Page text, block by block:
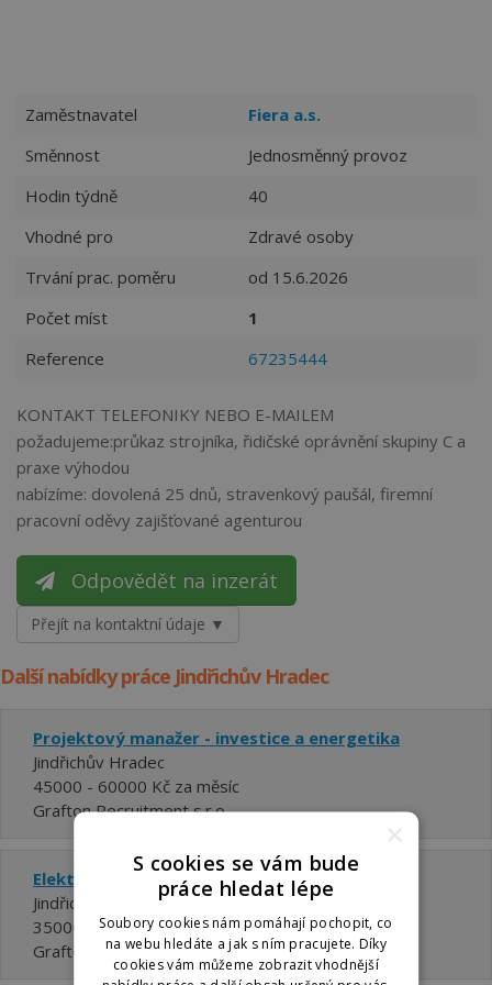
Zaměstnavatel
Fiera a.s.
Směnnost
Jednosměnný provoz
Hodin týdně
40
Vhodné pro
Zdravé osoby
Trvání prac. poměru
od 15.6.2026
Počet míst
1
Reference
67235444
KONTAKT TELEFONIKY NEBO E-MAILEM
požadujeme:průkaz strojníka, řidičské oprávnění skupiny C a
praxe výhodou
nabízíme: dovolená 25 dnů, stravenkový paušál, firemní
pracovní oděvy zajišťované agenturou
Odpovědět na inzerát
Přejít na kontaktní údaje ▼
Další nabídky práce Jindřichův Hradec
Projektový manažer - investice a energetika
Jindřichův Hradec
45000 - 60000 Kč za měsíc
Grafton Recruitment s.r.o.
Elektrotechnik | až 45 000 Kč | 2 směny
Jindřichův Hradec
35000 - 45000 Kč za měsíc
Grafton Recruitment s.r.o.
×
S cookies se vám bude
práce hledat lépe
Soubory cookies nám pomáhají pochopit, co
na webu hledáte a jak s ním pracujete. Díky
cookies vám můžeme zobrazit vhodnější